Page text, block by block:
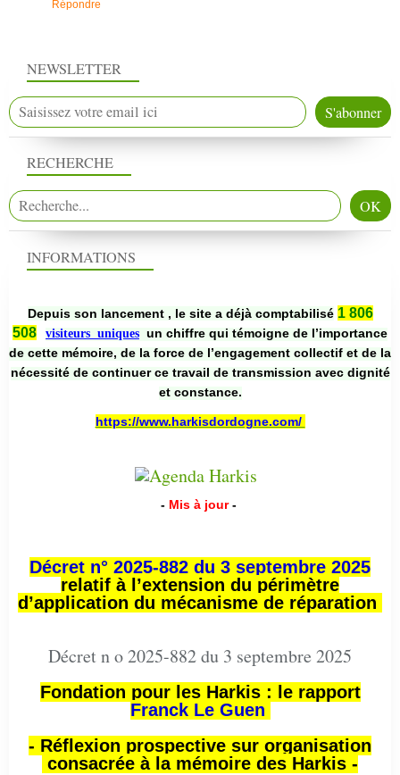
Répondre
NEWSLETTER
RECHERCHE
INFORMATIONS
Depuis son lancement , le site a déjà comptabilisé 1 806
508
visiteurs uniques un chiffre qui témoigne de l’importance
de cette mémoire, de la force de l’engagement collectif et de la
nécessité de continuer ce travail de transmission avec dignité
et constance.
https://www.harkisdordogne.com/
- Mis à jour -
Décret n° 2025-882 du 3 septembre 2025
relatif à l’extension du périmètre
d’application du mécanisme de réparation
Décret n o 2025-882 du 3 septembre 2025
Fondation pour les Harkis : le rapport
Franck Le Guen
- Réflexion prospective sur organisation
consacrée à la mémoire des Harkis -